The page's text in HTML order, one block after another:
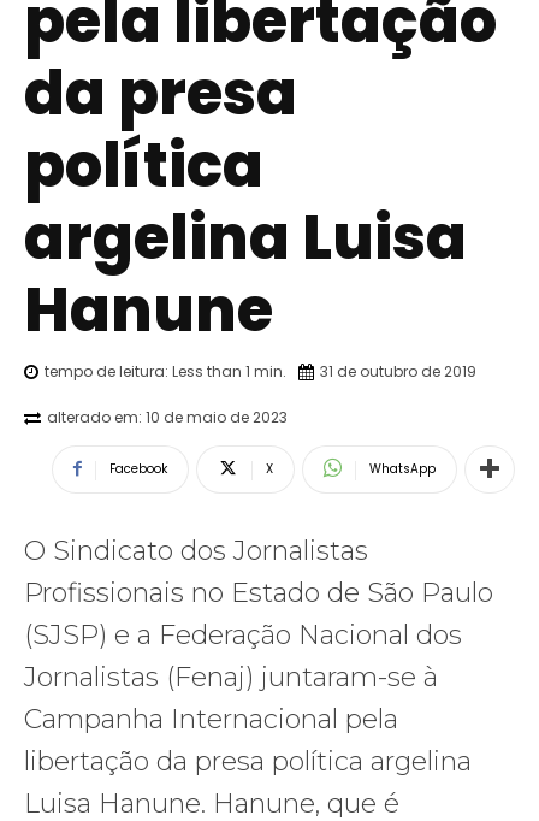
pela libertação
da presa
política
argelina Luisa
Hanune
tempo de leitura: Less than 1 min. 31 de outubro de 2019
alterado em: 10 de maio de 2023
Facebook X WhatsApp
O Sindicato dos Jornalistas
Profissionais no Estado de São Paulo
(SJSP) e a Federação Nacional dos
Jornalistas (Fenaj) juntaram-se à
Campanha Internacional pela
libertação da presa política argelina
Luisa Hanune. Hanune, que é